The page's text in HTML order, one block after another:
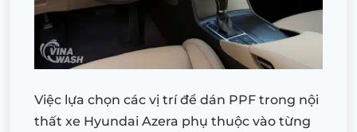
Việc lựa chọn các vị trí để dán PPF trong nội
thất xe Hyundai Azera phụ thuộc vào từng